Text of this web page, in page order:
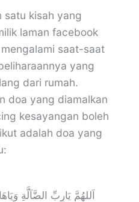
satu kisah yang
laman facebook
saat-saat
yang
dari rumah.
doa yang diamalkan
kesayangan boleh
adalah doa yang
اَللهُمَّ يَارِبِّ الضَّآلَّةِ